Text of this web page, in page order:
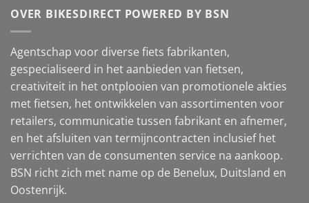
OVER BIKESDIRECT POWERED BY BSN
Agentschap voor diverse fiets fabrikanten,
gespecialiseerd in het aanbieden van fietsen,
creativiteit in het ontplooien van promotionele akties
met fietsen, het ontwikkelen van assortimenten voor
retailers, communicatie tussen fabrikant en afnemer,
en het afsluiten van termijncontracten inclusief het
verrichten van de consumenten service na aankoop.
BSN richt zich met name op de Benelux, Duitsland en
Oostenrijk.